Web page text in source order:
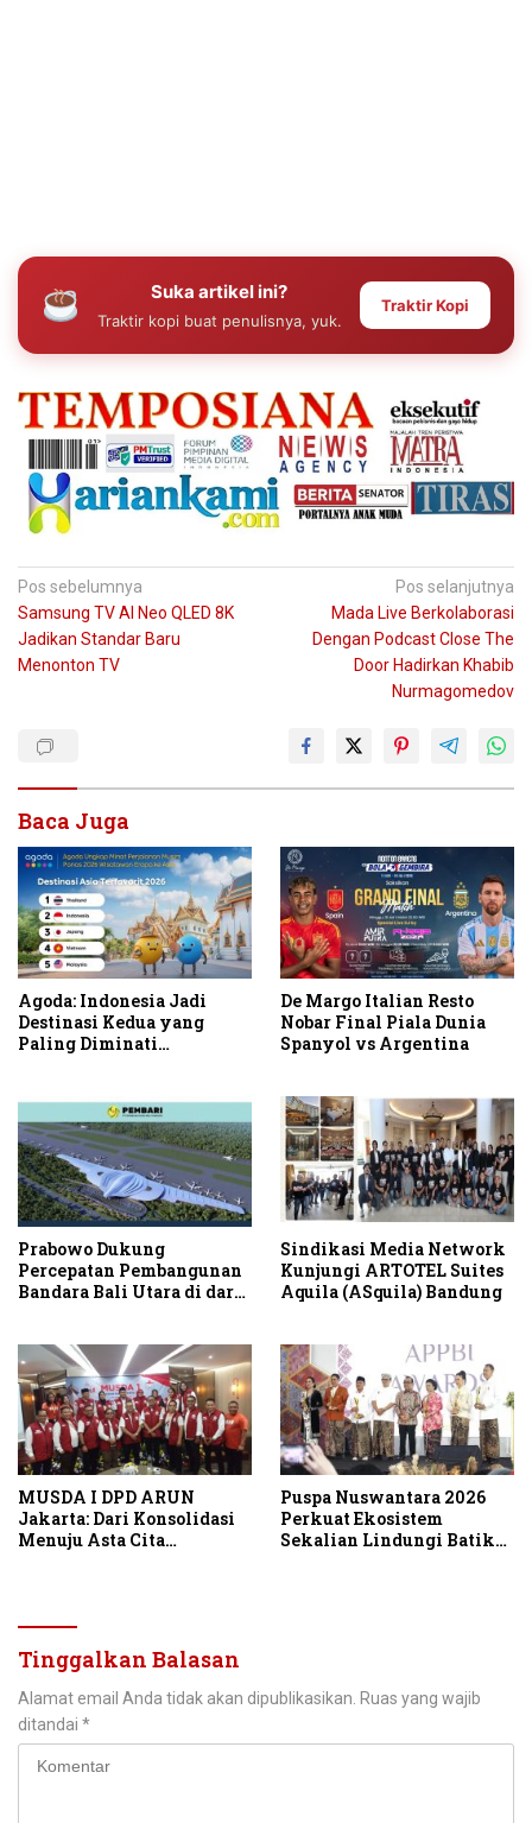
Suka artikel ini?
Traktir kopi buat penulisnya, yuk.
Traktir Kopi
Navigasi
pos
Pos sebelumnya
Samsung TV AI Neo QLED 8K
Jadikan Standar Baru
Menonton TV
Pos selanjutnya
Mada Live Berkolaborasi
Dengan Podcast Close The
Door Hadirkan Khabib
Nurmagomedov
Baca Juga
Agoda: Indonesia Jadi
Destinasi Kedua yang
Paling Diminati
di Asia
De Margo Italian Resto
Nobar Final Piala Dunia
Spanyol vs Argentina
Prabowo Dukung
Percepatan Pembangunan
Bandara Bali Utara di darat
Sindikasi Media Network
Kunjungi ARTOTEL Suites
Aquila (ASquila) Bandung
MUSDA I DPD ARUN
Jakarta: Dari Konsolidasi
Menuju Asta Cita
Puspa Nuswantara 2026
Perkuat Ekosistem
Sekalian Lindungi Batik
Tinggalkan Balasan
Alamat email Anda tidak akan dipublikasikan. Ruas yang wajib
ditandai *